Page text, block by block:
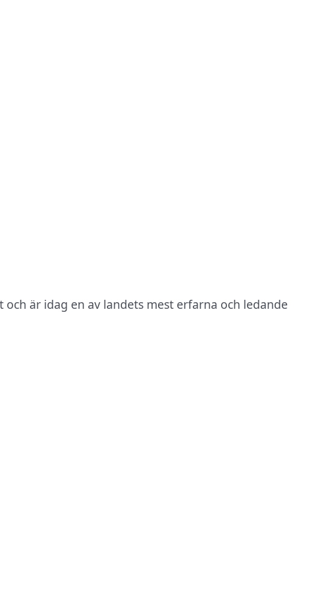
är idag en av landets mest erfarna och ledande